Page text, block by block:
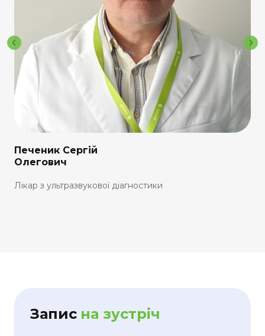
Печеник Сергій
Олегович
Лікар з ультразвукової діагностики
Запис на зустріч